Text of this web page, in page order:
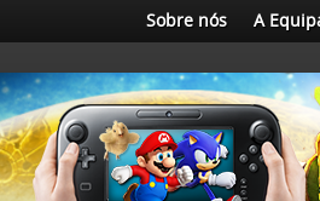
Sobre nós A